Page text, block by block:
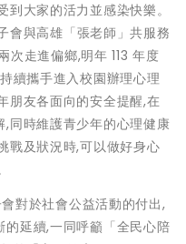
大家的活力並感染快樂。
會與高雄「張老師」共服務
走進偏鄉,明年 113 年度
續攜手進入校園辦理心理
朋友各面向的安全提醒,在
,同時維護青少年的心理健康
戰及狀況時,可以做好身心
對於社會公益活動的付出,
延續,一同呼籲「全民心陪